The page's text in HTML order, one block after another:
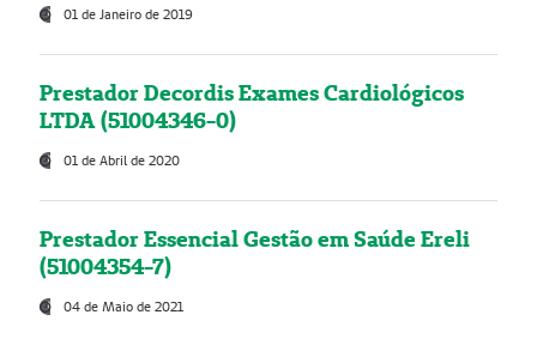
01 de Janeiro de 2019
Prestador Decordis Exames Cardiológicos
LTDA (51004346-0)
01 de Abril de 2020
Prestador Essencial Gestão em Saúde Ereli
(51004354-7)
04 de Maio de 2021